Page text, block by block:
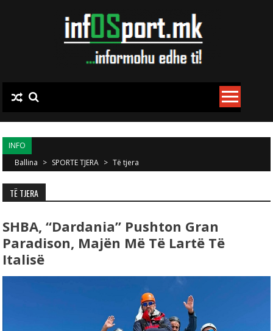
INFO
Ballina > SPORTE TJERA > Të tjera
TË TJERA
SHBA, “Dardania” Pushton Gran
Paradison, Majën Më Të Lartë Të
Italisë